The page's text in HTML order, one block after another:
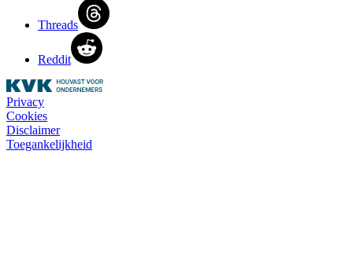
Threads
Reddit
Privacy
Cookies
Disclaimer
Toegankelijkheid